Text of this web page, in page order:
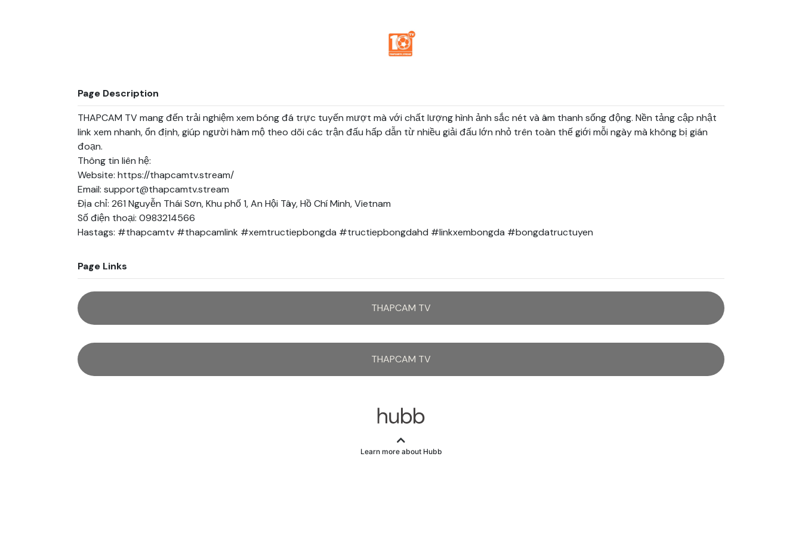
Page Description
THAPCAM TV mang đến trải nghiệm xem bóng đá trực tuyến mượt mà với chất lượng hình ảnh sắc nét và âm thanh sống động. Nền tảng cập nhật
link xem nhanh, ổn định, giúp người hâm mộ theo dõi các trận đấu hấp dẫn từ nhiều giải đấu lớn nhỏ trên toàn thế giới mỗi ngày mà không bị gián
đoạn.
Thông tin liên hệ:
Website: https://thapcamtv.stream/
Email: support@thapcamtv.stream
Địa chỉ: 261 Nguyễn Thái Sơn, Khu phố 1, An Hội Tây, Hồ Chí Minh, Vietnam
Số điện thoại: 0983214566
Hastags: #thapcamtv #thapcamlink #xemtructiepbongda #tructiepbongdahd #linkxembongda #bongdatructuyen
Page Links
THAPCAM TV
THAPCAM TV
Learn more about Hubb